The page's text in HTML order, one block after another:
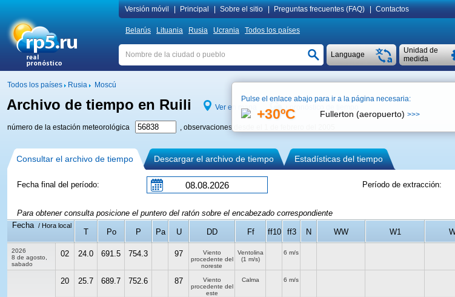
Versión móvil Principal Sobre el sitio Preguntas frecuentes (FAQ) Contactos
Belarús Lituania Rusia Ucrania Todos los países
Unidad de
medida
Language
Todos los países Rusia Moscú
Archivo de tiempo en Ruili Ver en mapa pronóstico de tiempo
número de la estación meteorológica , observaciones desde el 1 de febrero del 2005
Consultar el archivo de tiempo Descargar el archivo de tiempo Estadísticas del tiempo
Fecha final del período: Período de extracción:
Para obtener consulta posicione el puntero del ratón sobre el encabezado correspondiente
Fecha / Hora local
T Po P Pa U DD Ff ff10 ff3 N WW W1
2026
8 de agosto,
sabado
02 24.0 691.5 754.3 97
Viento
procedente del
noreste
Ventolina
(1 m/s)
6 m/s
20 25.7 689.7 752.6 87
Viento
procedente del
este
Calma 6 m/s
Pulse el enlace abajo para ir a la página necesaria:
+30ºC Fullerton (aeropuerto) >>>